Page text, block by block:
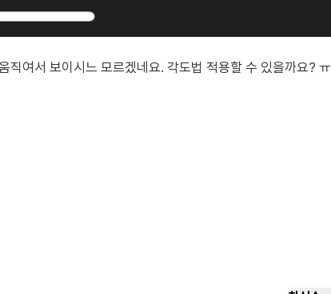
직여서 보이시느 모르겠네요. 각도법 적용할 수 있을까요? ㅠ